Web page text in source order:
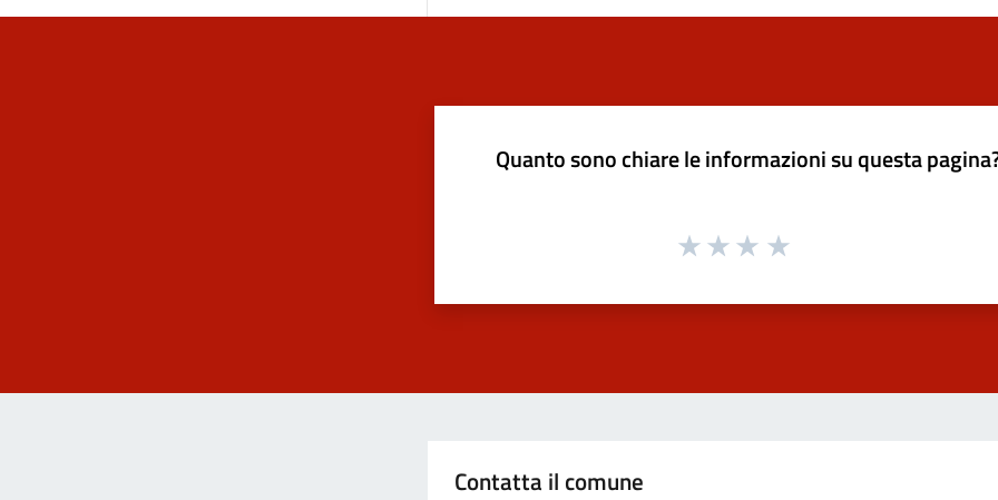
Quanto sono chiare le informazioni su questa
Contatta il comune